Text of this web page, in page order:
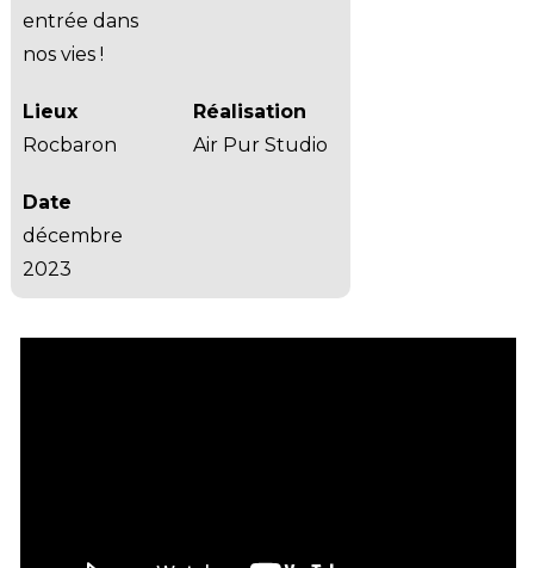
entrée dans
nos vies !
Lieux
Rocbaron
Réalisation
Air Pur Studio
Date
décembre
2023